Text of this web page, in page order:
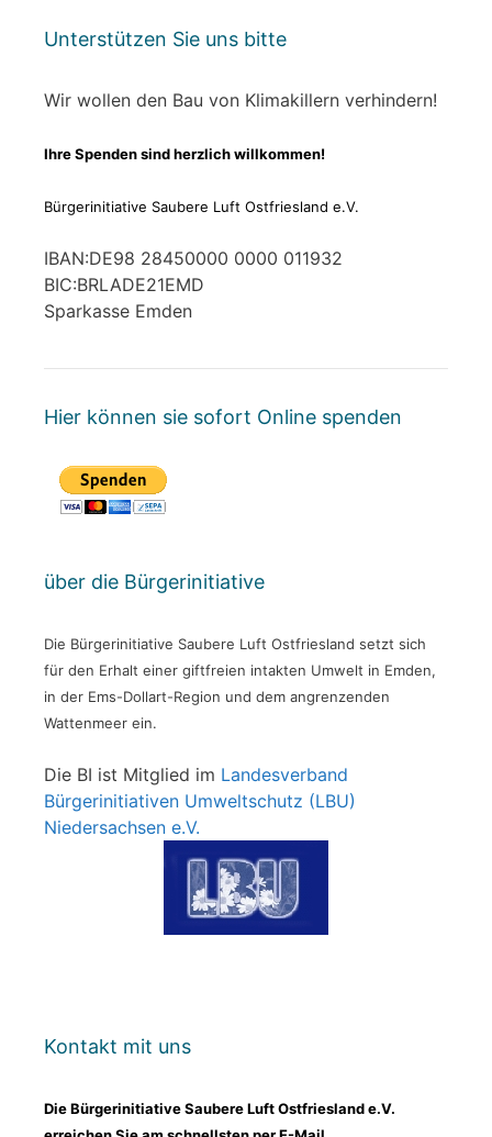
Unterstützen Sie uns bitte
Wir wollen den Bau von Klimakillern verhindern!
Ihre Spenden sind herzlich willkommen!
Bürgerinitiative Saubere Luft Ostfriesland e.V.
IBAN:DE98 28450000 0000 011932
BIC:BRLADE21EMD
Sparkasse Emden
Hier können sie sofort Online spenden
über die Bürgerinitiative
Die Bürgerinitiative Saubere Luft Ostfriesland setzt sich
für den Erhalt einer giftfreien intakten Umwelt in Emden,
in der Ems-Dollart-Region und dem angrenzenden
Wattenmeer ein.
Die BI ist Mitglied im Landesverband
Bürgerinitiativen Umweltschutz (LBU)
Niedersachsen e.V.
Kontakt mit uns
Die Bürgerinitiative Saubere Luft Ostfriesland e.V.